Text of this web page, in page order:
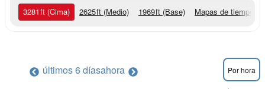
3281ft (Cima) 2625ft (Medio) 1969ft (Base) Mapas de tiempo
últimos 6 díasahora Por hora